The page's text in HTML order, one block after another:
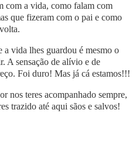
com a vida, como falam com
que fizeram com o pai e como
vida lhes guardou é mesmo o
A sensação de alívio e de
Foi duro! Mas já cá estamos!!!
nos teres acompanhado sempre,
trazido até aqui sãos e salvos!